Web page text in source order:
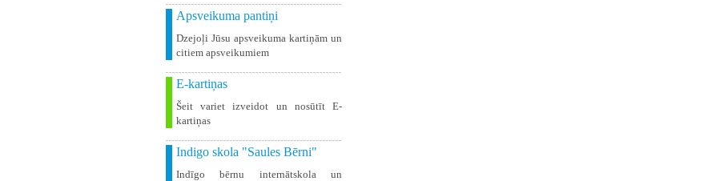
Apsveikuma pantiņi
Dzejoļi Jūsu apsveikuma kartiņām un
citiem apsveikumiem
E-kartiņas
Šeit variet izveidot un nosūtīt E-
kartiņas
Indigo skola "Saules Bērni"
Indīgo bērnu internātskola un